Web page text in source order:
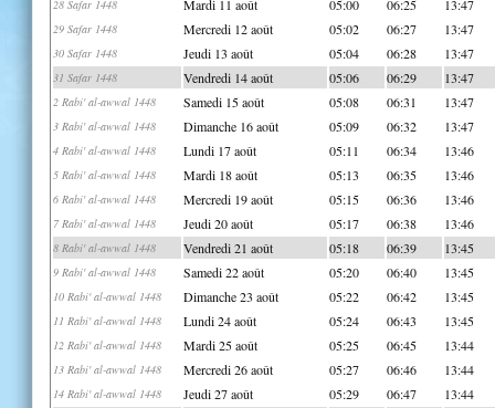
28 Safar 1448 Mardi 11 août 05:00 06:25 13:47
29 Safar 1448 Mercredi 12 août 05:02 06:27 13:47
30 Safar 1448 Jeudi 13 août 05:04 06:28 13:47
31 Safar 1448 Vendredi 14 août 05:06 06:29 13:47
2 Rabi' al-awwal 1448 Samedi 15 août 05:08 06:31 13:47
3 Rabi' al-awwal 1448 Dimanche 16 août 05:09 06:32 13:47
4 Rabi' al-awwal 1448 Lundi 17 août 05:11 06:34 13:46
5 Rabi' al-awwal 1448 Mardi 18 août 05:13 06:35 13:46
6 Rabi' al-awwal 1448 Mercredi 19 août 05:15 06:36 13:46
7 Rabi' al-awwal 1448 Jeudi 20 août 05:17 06:38 13:46
8 Rabi' al-awwal 1448 Vendredi 21 août 05:18 06:39 13:45
9 Rabi' al-awwal 1448 Samedi 22 août 05:20 06:40 13:45
10 Rabi' al-awwal 1448 Dimanche 23 août 05:22 06:42 13:45
11 Rabi' al-awwal 1448 Lundi 24 août 05:24 06:43 13:45
12 Rabi' al-awwal 1448 Mardi 25 août 05:25 06:45 13:44
13 Rabi' al-awwal 1448 Mercredi 26 août 05:27 06:46 13:44
14 Rabi' al-awwal 1448 Jeudi 27 août 05:29 06:47 13:44